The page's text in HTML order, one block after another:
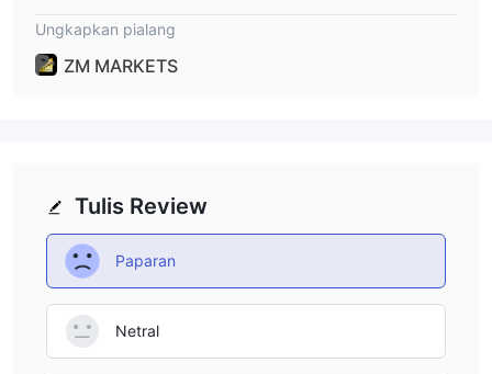
Ungkapkan pialang
ZM MARKETS
Tulis Review
Paparan
Netral